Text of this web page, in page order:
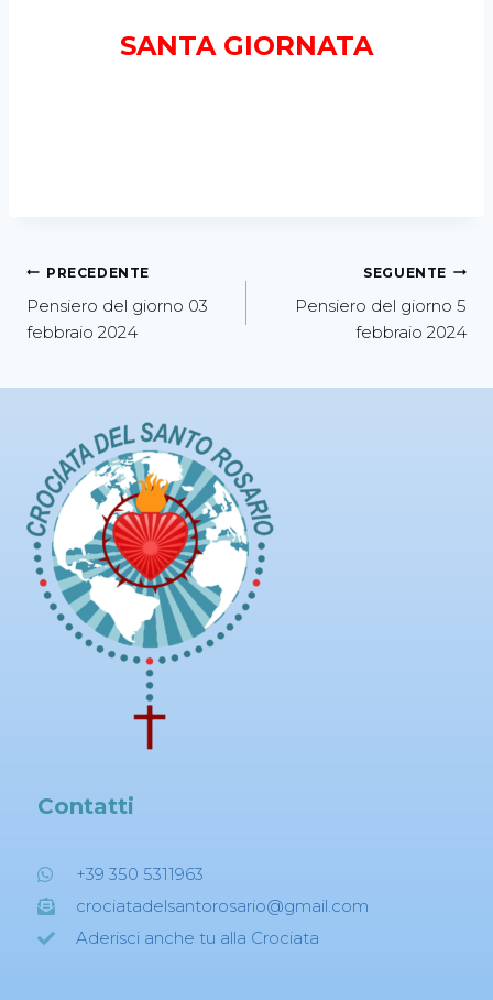
SANTA GIORNATA
PRECEDENTE
Pensiero del giorno 03
febbraio 2024
SEGUENTE
Pensiero del giorno 5
febbraio 2024
Contatti
+39 350 5311963
crociatadelsantorosario@gmail.com
Aderisci anche tu alla Crociata